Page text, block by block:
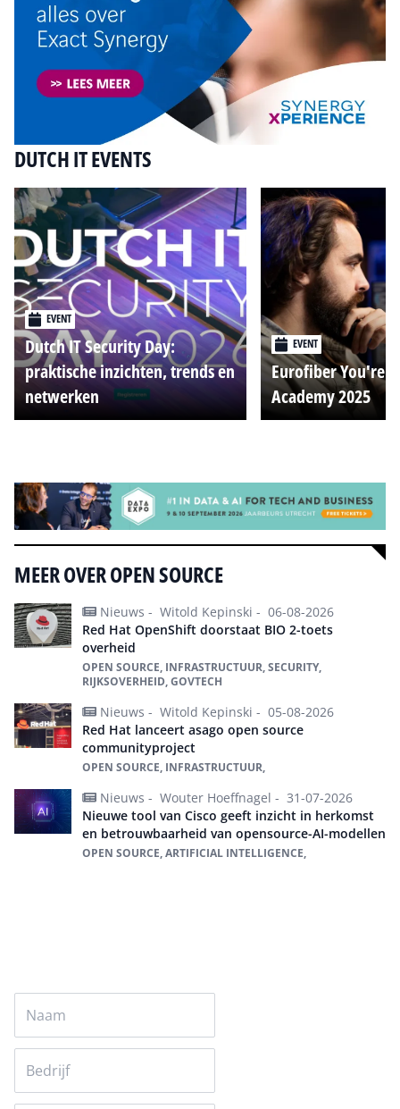
DUTCH IT EVENTS
EVENT
Dutch IT Security Day:
praktische inzichten, trends en
netwerken
EVENT
Eurofiber You're
Academy 2025
MEER OVER OPEN SOURCE
Nieuws - Witold Kepinski - 06-08-2026
Red Hat OpenShift doorstaat BIO 2-toets
overheid
OPEN SOURCE, INFRASTRUCTUUR, SECURITY,
RIJKSOVERHEID, GOVTECH
Nieuws - Witold Kepinski - 05-08-2026
Red Hat lanceert asago open source
communityproject
OPEN SOURCE, INFRASTRUCTUUR,
Nieuws - Wouter Hoeffnagel - 31-07-2026
Nieuwe tool van Cisco geeft inzicht in herkomst
en betrouwbaarheid van opensource-AI-modellen
OPEN SOURCE, ARTIFICIAL INTELLIGENCE,